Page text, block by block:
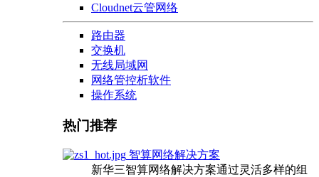
Cloudnet云管网络
路由器
交换机
无线局域网
网络管控析软件
操作系统
热门推荐
智算网络解决方案
新华三智算网络解决方案通过灵活多样的组